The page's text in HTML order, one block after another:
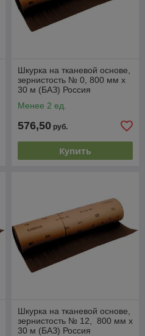
Шкурка на тканевой основе,
зернистость № 0, 800 мм х
30 м (БАЗ) Россия
Менее 2 ед.
576,50 руб.
Купить
Шкурка на тканевой основе,
зернистость № 12, 800 мм х
30 м (БАЗ) Россия